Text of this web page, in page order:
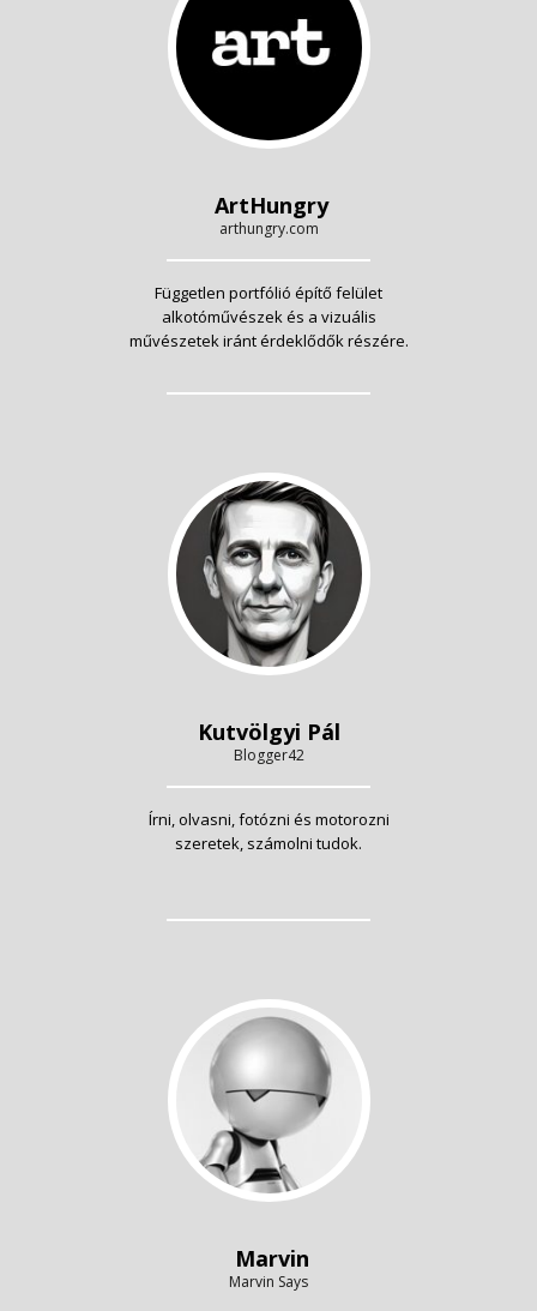
ArtHungry
arthungry.com
Független portfólió építő felület
alkotóművészek és a vizuális
művészetek iránt érdeklődők részére.
Kutvölgyi Pál
Blogger42
Írni, olvasni, fotózni és motorozni
szeretek, számolni tudok.
Marvin
Marvin Says